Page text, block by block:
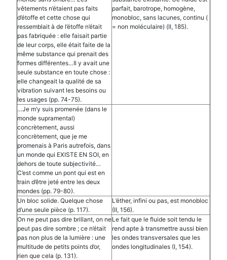
vêtements n’étaient pas faits
d’étoffe et cette chose qui
ressemblait à de l’étoffe n’était
pas fabriquée : elle faisait partie
de leur corps, elle était faite de la
même substance qui prenait des
formes différentes…Il y avait une
seule substance en toute chose :
elle changeait la qualité de sa
vibration suivant les besoins ou
les usages (pp. 74-75).
parfait, barotrope, homogène,
monobloc, sans lacunes, continu (
= non moléculaire) (II, 185).
…Je m’y suis promenée (dans le
monde supramental)
concrètement, aussi
concrètement, que je me
promenais à Paris autrefois, dans
un monde qui EXISTE EN SOI, en
dehors de toute subjectivité…
C’est comme un pont qui est en
train d’être jeté entre les deux
mondes (pp. 79-80).
Un bloc solide. Quelque chose
d’une seule pièce (p. 117).
L’éther, infini ou pas, est monobloc
(II, 156).
On ne peut pas dire brillant, on ne
peut pas dire sombre ; ce n’était
pas non plus de la lumière : une
multitude de petits points d’or,
rien que cela (p. 131).
Le fait que le fluide soit tendu le
rend apte à transmettre aussi bien
les ondes transversales que les
ondes longitudinales (I, 154).